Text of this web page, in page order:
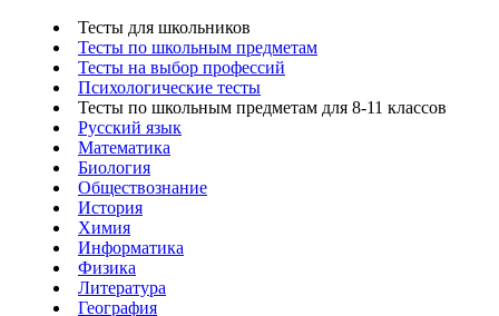
Тесты для школьников
Тесты по школьным предметам
Тесты на выбор профессий
Психологические тесты
Тесты по школьным предметам для 8-11 классов
Русский язык
Математика
Биология
Обществознание
История
Химия
Информатика
Физика
Литература
География